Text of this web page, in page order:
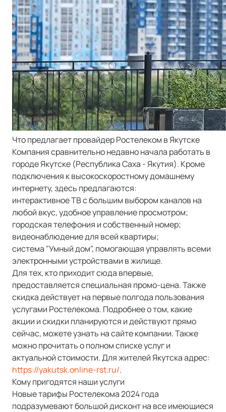
Что предлагает провайдер Ростелеком в Якутске
Компания сравнительно недавно начала работать в
городе Якутске (Республика Саха - Якутия). Кроме
подключения к высокоскоростному домашнему
интернету, здесь предлагаются:
интерактивное ТВ с большим выбором каналов на
любой вкус, удобное управление просмотром;
городская телефония и собственный номер;
видеонаблюдение для всей квартиры;
система "Умный дом", помогающая управлять всеми
электронными устройствами в жилище.
Для тех, кто приходит сюда впервые,
предоставляется специальная промо-цена. Также
скидка действует на первые полгода пользования
услугами Ростелекома. Подробнее о том, какие
акции и скидки планируются и действуют прямо
сейчас, можете узнать на сайте компании. Также
можно прочитать о полном списке услуг и
актуальной стоимости. Для жителей Якутска адрес:
https://yakutsk.online-rst.ru/.
Кому пригодятся наши услуги
Новые тарифы Ростелекома 2024 года
подразумевают большой дисконт на все имеющиеся